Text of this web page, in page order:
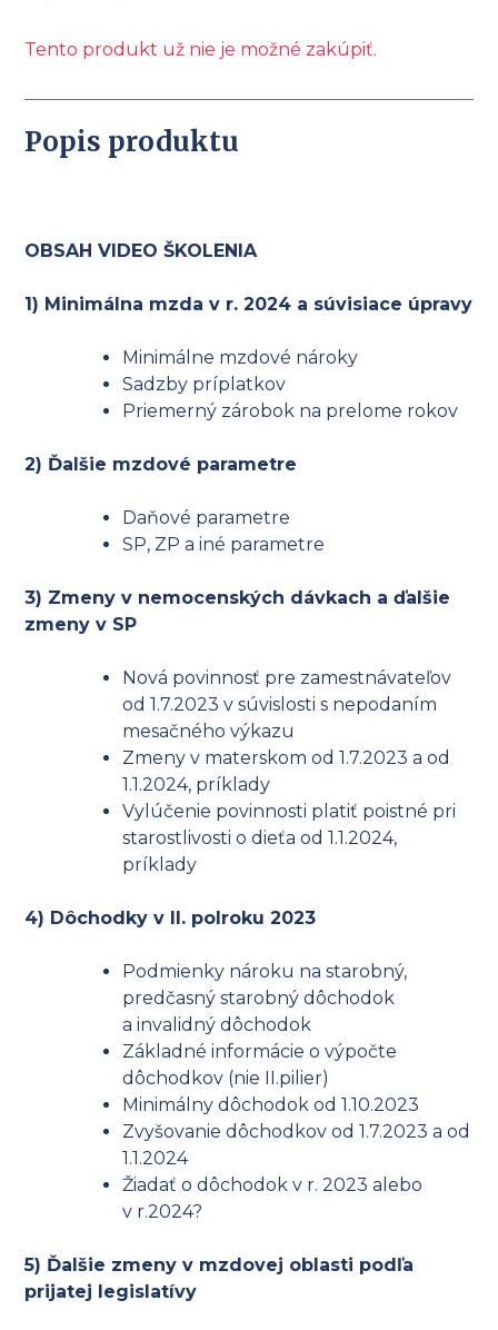
Tento produkt už nie je možné zakúpiť.
Popis produktu
OBSAH VIDEO ŠKOLENIA
1) Minimálna mzda v r. 2024 a súvisiace úpravy
Minimálne mzdové nároky
Sadzby príplatkov
Priemerný zárobok na prelome rokov
2) Ďalšie mzdové parametre
Daňové parametre
SP, ZP a iné parametre
3) Zmeny v nemocenských dávkach a ďalšie
zmeny v SP
Nová povinnosť pre zamestnávateľov
od 1.7.2023 v súvislosti s nepodaním
mesačného výkazu
Zmeny v materskom od 1.7.2023 a od
1.1.2024, príklady
Vylúčenie povinnosti platiť poistné pri
starostlivosti o dieťa od 1.1.2024,
príklady
4) Dôchodky v II. polroku 2023
Podmienky nároku na starobný,
predčasný starobný dôchodok
a invalidný dôchodok
Základné informácie o výpočte
dôchodkov (nie II.pilier)
Minimálny dôchodok od 1.10.2023
Zvyšovanie dôchodkov od 1.7.2023 a od
1.1.2024
Žiadať o dôchodok v r. 2023 alebo
v r.2024?
5) Ďalšie zmeny v mzdovej oblasti podľa
prijatej legislatívy